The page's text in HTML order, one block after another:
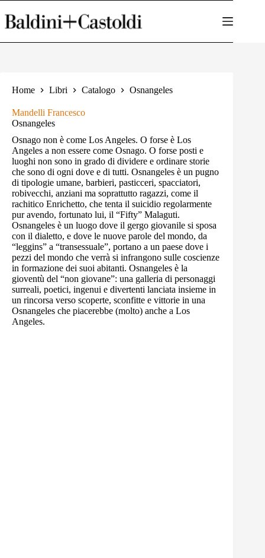
al
contenuto
Home Libri Catalogo Osnangeles
Mandelli Francesco
Osnangeles
Osnago non è come Los Angeles. O forse è Los
Angeles a non essere come Osnago. O forse posti e
luoghi non sono in grado di dividere e ordinare storie
che sono di ogni dove e di tutti. Osnangeles è un pugno
di tipologie umane, barbieri, pasticceri, spacciatori,
robivecchi, anziani ma soprattutto ragazzi, come il
rachitico Enrichetto, che tenta il suicidio regolarmente
pur avendo, fortunato lui, il “Fifty” Malaguti.
Osnangeles è un luogo dove il gergo giovanile si sposa
con il dialetto, e dove le nuove parole del mondo, da
“leggins” a “transessuale”, portano a un paese dove i
pezzi del mondo che verrà si infrangono sulle coscienze
in formazione dei suoi abitanti. Osnangeles è la
gioventù del “non giovane”: una galleria di personaggi
surreali, poetici, ingenui e divertenti lanciata insieme in
un rincorsa verso scoperte, sconfitte e vittorie in una
Osnangeles che piacerebbe (molto) anche a Los
Angeles.